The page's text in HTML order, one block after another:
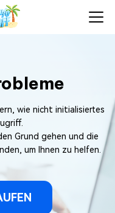
wie nicht initialisiertes
Grund gehen und die
um Ihnen zu helfen.